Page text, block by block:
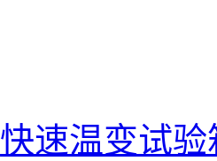
快速温变试验